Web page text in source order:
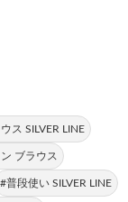
ス SILVER LINE
ブラウス
#普段使い SILVER LINE